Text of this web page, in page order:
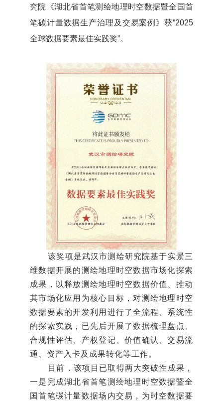
究院《湖北省首笔测绘地理时空数据暨全国首
笔碳计量数据生产治理及交易案例》获“2025
全球数据要素最佳实践奖”。
该奖项是武汉市测绘研究院基于实景三
维数据开展的测绘地理时空数据市场化探索
成果，以释放测绘地理时空数据价值、推动
其市场化应用为核心目标，对测绘地理时空
数据要素的开发利用进行了全流程、系统性
的探索实践，已先后开展了数据梳理盘点、
合规性评估、产权登记、价值确认、交易流
通、资产入卡及成果转化等工作。
目前，该项目已取得两大突破性成果，
一是完成湖北省首笔测绘地理时空数据暨全
国首笔碳计量数据场内交易，为时空数据要